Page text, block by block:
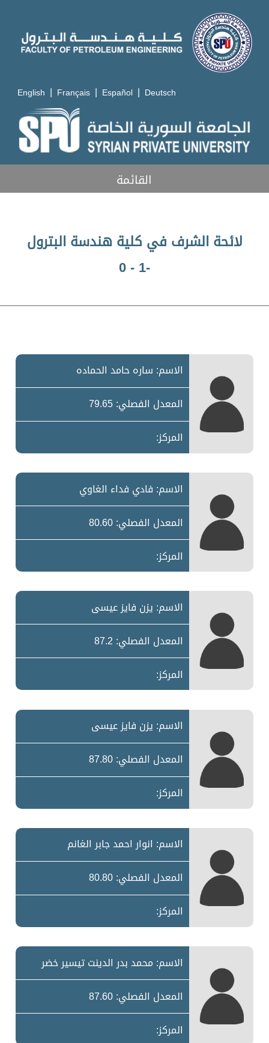
English | Français | Español | Deutsch
القائمة
لائحة الشرف في كلية هندسة البترول
-1 - 0
الاسم: ساره حامد الحماده
المعدل الفصلي: 79.65
المركز:
الاسم: فادي فداء الغاوي
المعدل الفصلي: 80.60
المركز:
الاسم: يزن فايز عيسى
المعدل الفصلي: 87.2
المركز:
الاسم: يزن فايز عيسى
المعدل الفصلي: 87.80
المركز:
الاسم: انوار احمد جابر الغانم
المعدل الفصلي: 80.80
المركز:
الاسم: محمد بدر الدينت تيسير خضر
المعدل الفصلي: 87.60
المركز: